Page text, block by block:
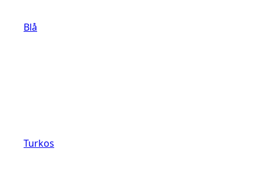
Blå
Turkos